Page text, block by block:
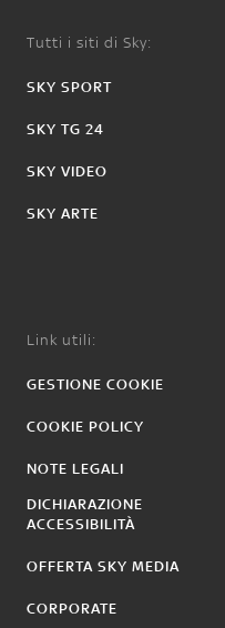
Tutti i siti di Sky:
SKY SPORT
SKY TG 24
SKY VIDEO
SKY ARTE
Link utili:
GESTIONE COOKIE
COOKIE POLICY
NOTE LEGALI
DICHIARAZIONE
ACCESSIBILITÀ
OFFERTA SKY MEDIA
CORPORATE